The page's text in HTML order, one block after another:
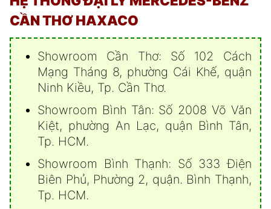
CẦN THƠ HAXACO
Showroom Cần Thơ: Số 102 Cách
Mạng Tháng 8, phường Cái Khế, quận
Ninh Kiều, Tp. Cần Thơ.
Showroom Bình Tân: Số 2008 Võ Văn
Kiệt, phường An Lạc, quận Bình Tân,
Tp. HCM.
Showroom Bình Thạnh: Số 333 Điện
Biên Phủ, Phường 2, quận. Bình Thạnh,
Tp. HCM.